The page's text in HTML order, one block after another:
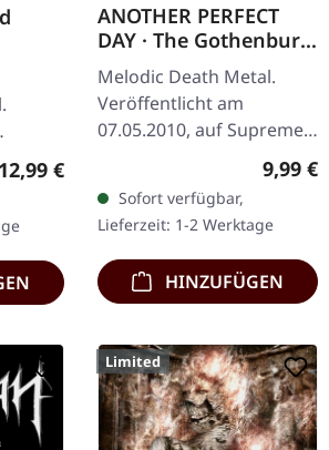
im
Regulärer Preis:
12,99 €
ANOTHER PERFECT
DAY · The Gothenburg
Post Scriptum |
DIGIPAK CD
Melodic Death Metal.
Veröffentlicht am
07.05.2010, auf Supreme
Chaos Records. Limitierte
Auflage als CD im DigiPak
mit 16-seitigem Booklet.
Mit Dan…
9,99 €
Sofort verfügbar,
Lieferzeit: 1-2 Werktage
HINZUFÜGEN
Limited